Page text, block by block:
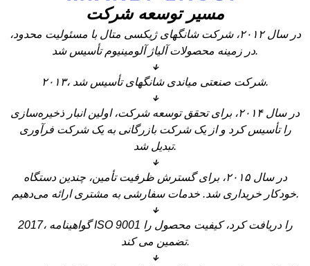
مسیر توسعه شرکت
در سال ۲۰۱۲، شرکت شانگهای ژیکسی متال با مسئولیت محدود،
در زمینه محصولات آلیاژ آلومینیوم تأسیس شد.
↓
۲۰۱۳، شرکت صنعتی میاندی شانگهای تأسیس شد.
↓
در سال ۲۰۱۴، برای تحقق توسعه شرکت، اولین انبار ذخیره‌سازی
را تأسیس کرد و از یک شرکت بازرگانی به یک شرکت فرآوری
تبدیل شد.
↓
در سال ۲۰۱۵، برای گسترش ظرفیت تأمین، چندین دستگاه
خودکار خریداری شد. خدمات سفارشی به مشتری ارائه می‌دهیم.
↓
2017، گواهینامه ISO 9001 را دریافت کرد، کیفیت محصول را
تضمین می کند.
↓